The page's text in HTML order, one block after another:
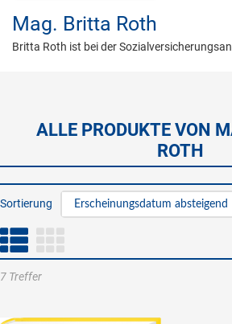
Mag. Britta Roth
Britta Roth ist bei der
ALLE PRODUKTE VON
ROTH
Sortierung Erscheinungsdatum absteigend
7 Treffer